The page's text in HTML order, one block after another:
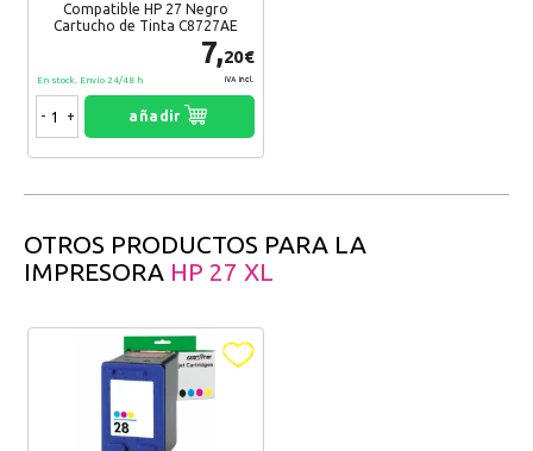
Compatible HP 27 Negro
Cartucho de Tinta C8727AE
7,20€
IVA Incl.
En stock. Envío 24/48 h
- + añadir
OTROS PRODUCTOS PARA LA
IMPRESORA HP 27 XL